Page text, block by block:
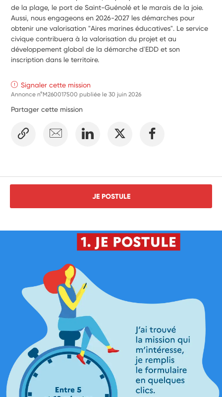
de la plage, le port de Saint-Guénolé et le marais de la joie.
Aussi, nous engageons en 2026-2027 les démarches pour
obtenir une valorisation "Aires marines éducatives". Le service
civique contribuera à la valorisation du projet et au
développement global de la démarche d'EDD et son
inscription dans le territoire.
Signaler cette mission
Annonce n°M260017500 publiée le30 juin 2026
Partager cette mission
JE POSTULE